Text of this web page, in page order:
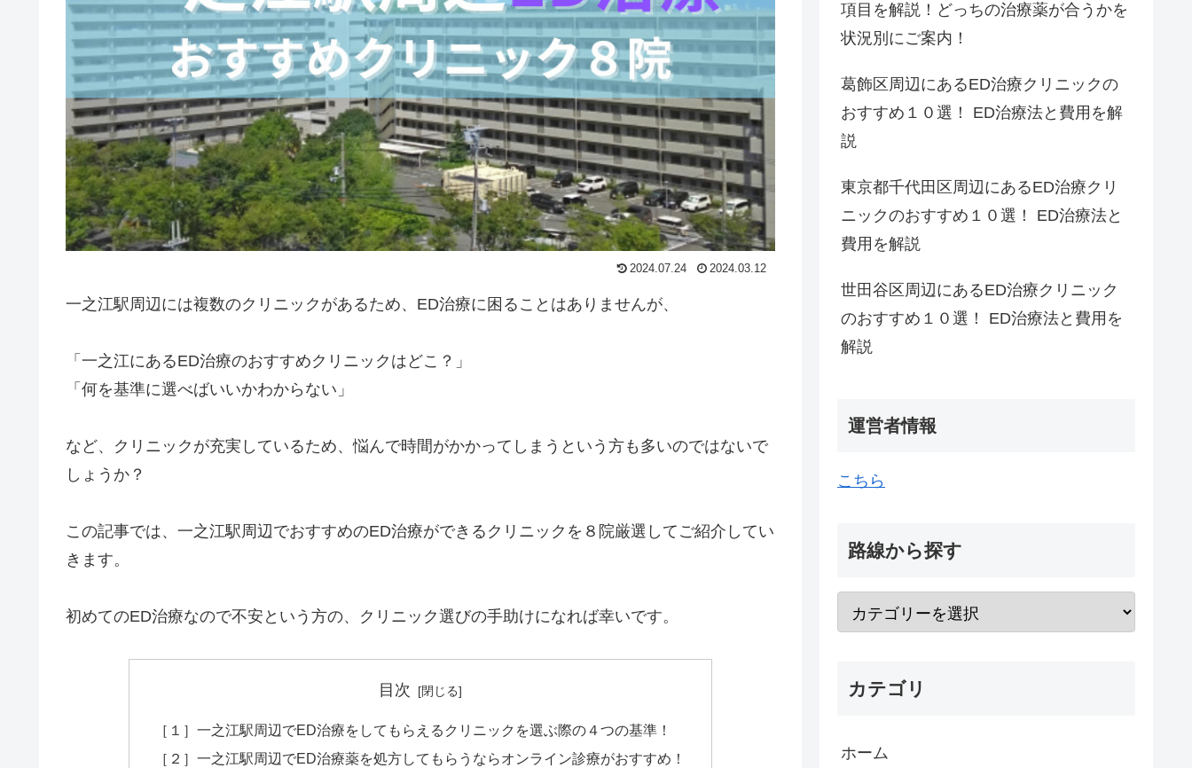
2024.07.24 2024.03.12
一之江駅周辺には複数のクリニックがあるため、ED治療に困ることはありませんが、
「一之江にあるED治療のおすすめクリニックはどこ？」
「何を基準に選べばいいかわからない」
など、クリニックが充実しているため、悩んで時間がかかってしまうという方も多いのではないで
しょうか？
この記事では、一之江駅周辺でおすすめのED治療ができるクリニックを８院厳選してご紹介してい
きます。
初めてのED治療なので不安という方の、クリニック選びの手助けになれば幸いです。
目次
［１］一之江駅周辺でED治療をしてもらえるクリニックを選ぶ際の４つの基準！
［２］一之江駅周辺でED治療薬を処方してもらうならオンライン診療がおすすめ！
項目を解説！どっちの治療薬が合うかを
状況別にご案内！
葛飾区周辺にあるED治療クリニックの
おすすめ１０選！ ED治療法と費用を解
説
東京都千代田区周辺にあるED治療クリ
ニックのおすすめ１０選！ ED治療法と
費用を解説
世田谷区周辺にあるED治療クリニック
のおすすめ１０選！ ED治療法と費用を
解説
運営者情報
こちら
路線から探す
カテゴリ
ホーム